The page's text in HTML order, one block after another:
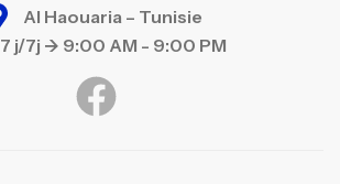
Al Haouaria – Tunisie
7 j/7j -> 9:00 AM - 9:00 PM